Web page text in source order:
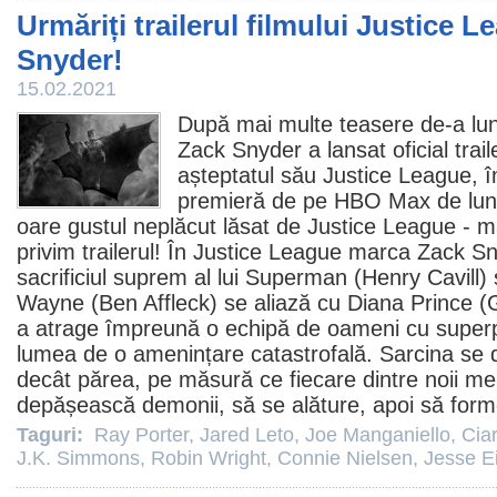
Urmăriți trailerul filmului Justice
Snyder!
15.02.2021
După mai multe teasere de-a
Zack Snyder a lansat oficial
așteptatul său Justice League,
premieră de pe HBO Max de
oare gustul neplăcut lăsat de Justice League -
privim trailerul! În Justice League marca Zack
sacrificiul suprem al lui Superman (Henry Cavill )
Wayne (Ben Affleck) se aliază cu Diana Prince (
a atrage împreună o echipă de oameni cu
lumea de o amenințare catastrofală. Sarcina se
decât părea, pe măsură ce fiecare dintre noii
depășească demonii, să se alăture, apoi să
Taguri: Ray Porter, Jared Leto, Joe Manganiello,
J.K. Simmons, Robin Wright, Connie Nielsen, Jesse